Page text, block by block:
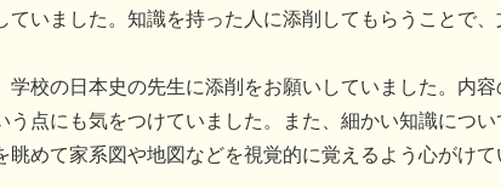
いました。知識を持った人に添削してもらうことで
校の日本史の先生に添削をお願いしていました。内
点にも気をつけていました。また、細かい知識につ
めて家系図や地図などを視覚的に覚えるよう 心がけて